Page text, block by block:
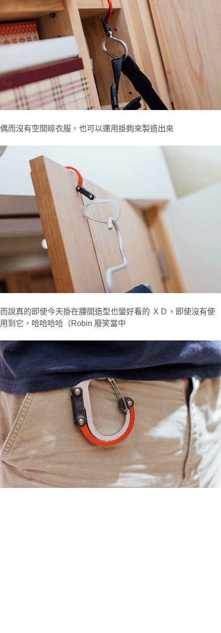
偶而沒有空間晾衣服，也可以運用掛鉤來製造出來
而說真的即使今天掛在腰間造型也蠻好看的 ＸＤ，即使沒有使
用到它，哈哈哈哈（Robin 廢笑當中